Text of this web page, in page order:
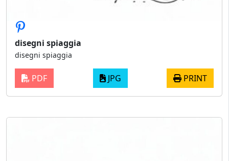
disegni spiaggia
disegni spiaggia
PDF JPG PRINT